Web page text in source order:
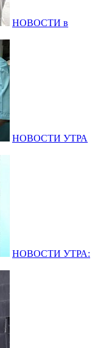
НОВОСТИ в
НОВОСТИ УТРА
НОВОСТИ УТРА: